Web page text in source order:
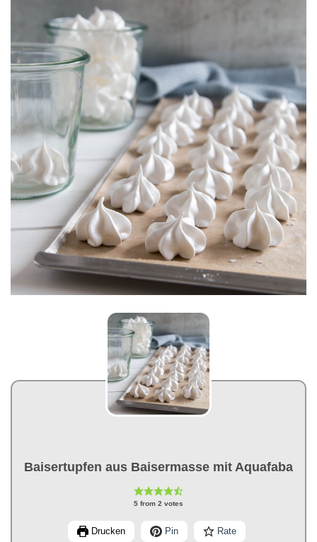
Baisertupfen aus Baisermasse mit Aquafaba
5 from 2 votes
Drucken Pin Rate